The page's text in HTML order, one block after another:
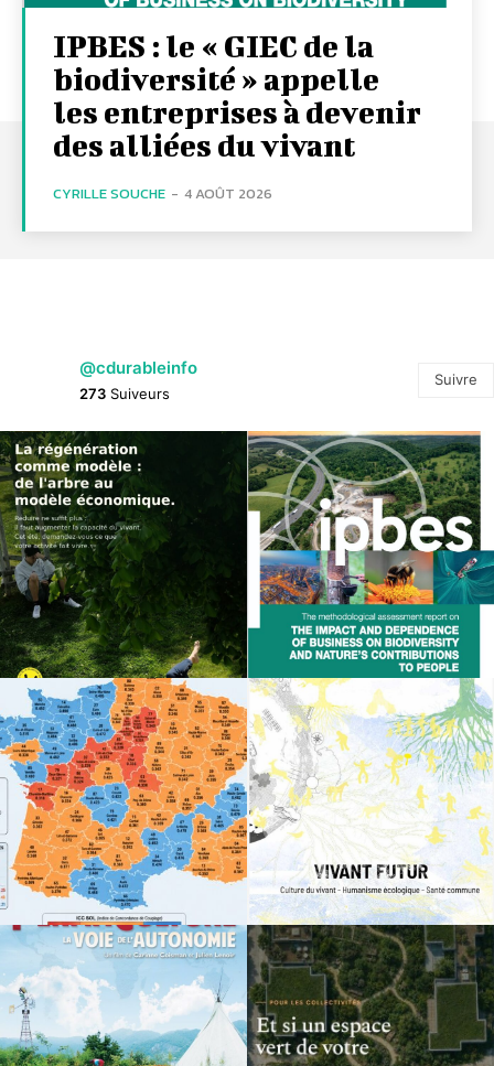
IPBES : le « GIEC de la
biodiversité » appelle
les entreprises à devenir
des alliées du vivant
CYRILLE SOUCHE - 4 AOÛT 2026
@cdurableinfo
273 Suiveurs
Suivre